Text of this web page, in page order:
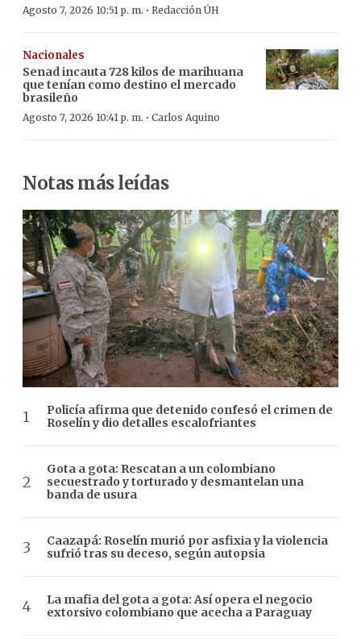
Agosto 7, 2026 10:51 p. m. · Redacción ÚH
Nacionales
Senad incauta 728 kilos de marihuana
que tenían como destino el mercado
brasileño
Agosto 7, 2026 10:41 p. m. · Carlos Aquino
Notas más leídas
Policía afirma que detenido confesó el crimen de
Roselín y dio detalles escalofriantes
Gota a gota: Rescatan a un colombiano
secuestrado y torturado y desmantelan una
banda de usura
Caazapá: Roselín murió por asfixia y la violencia
sufrió tras su deceso, según autopsia
La mafia del gota a gota: Así opera el negocio
extorsivo colombiano que acecha a Paraguay